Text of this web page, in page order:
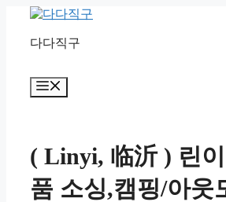
다다직구
( Linyi, 临沂 ) 린
품 소싱,캠핑/아웃